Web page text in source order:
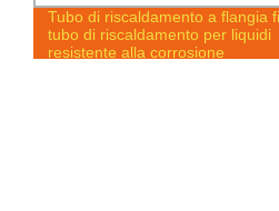
Tubo di riscaldamento a flangia
tubo di riscaldamento per liquidi
resistente alla corrosione